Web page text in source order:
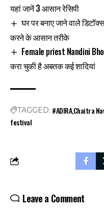
यहां जानें 3 आसान रेसिपी
घर पर बनाए जाने वाले
करने के आसान तरीके
Female priest Nandini
करा चुकी है अबतक कई शादियां
TAGGED: #ADIRAChaitra
festival
Leave a Comment